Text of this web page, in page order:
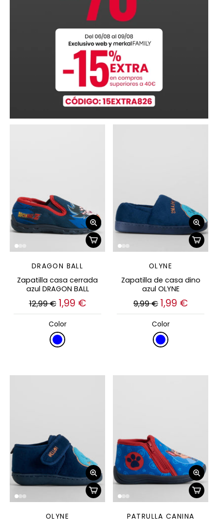
DRAGON BALL
Zapatilla casa cerrada
azul DRAGON BALL
12,99 € 1,99 €
Color
OLYNE
Zapatilla de casa dino
azul OLYNE
9,99 € 1,99 €
Color
OLYNE
PATRULLA CANINA